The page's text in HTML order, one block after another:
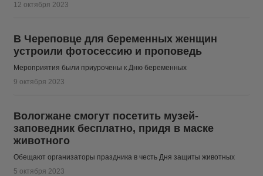
12 октября 2023
В Череповце для беременных женщин
устроили фотосессию и проповедь
Мероприятия были приурочены к Дню беременных
9 октября 2023
Вологжане смогут посетить музей-
заповедник бесплатно, придя в маске
животного
Обещают организаторы праздника в честь Дня защиты животных
5 октября 2023